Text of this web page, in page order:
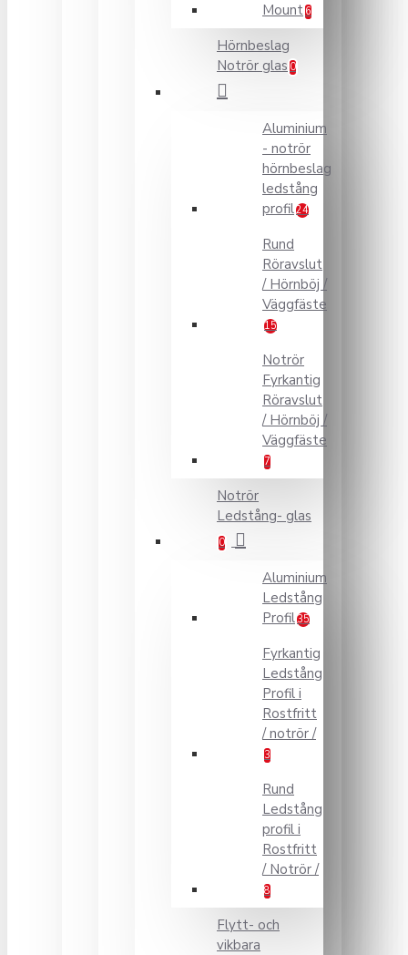
Mount 6
Hörnbeslag
Notrör glas 0
Aluminium
- notrör
hörnbeslag
ledstång
profil24
Rund
Röravslut
/ Hörnböj /
Väggfäste
15
Notrör
Fyrkantig
Röravslut
/ Hörnböj /
Väggfäste
7
Notrör
Ledstång- glas
0
Aluminium
Ledstång
Profil35
Fyrkantig
Ledstång
Profil i
Rostfritt
/ notrör /
3
Rund
Ledstång
profil i
Rostfritt
/ Notrör /
8
Flytt- och
vikbara